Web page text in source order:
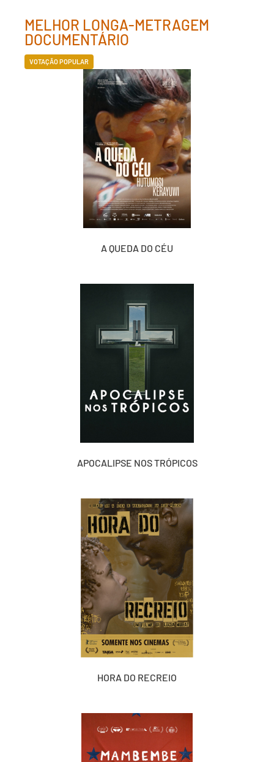
MELHOR LONGA-METRAGEM
DOCUMENTÁRIO
VOTAÇÃO POPULAR
A QUEDA DO CÉU
APOCALIPSE NOS TRÓPICOS
HORA DO RECREIO